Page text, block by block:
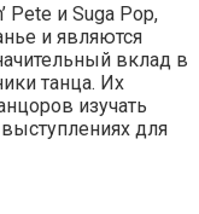
Pete и Suga Pop,
и являются
вклад в
танца. Их
изучать
для